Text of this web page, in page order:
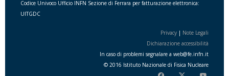
Codice Univoco Ufficio INFN Sezione di Ferrara per fatturazione elettronica:
UITGDC
Privacy | Note Legali
Dichiarazione accessibilità
In caso di problemi segnalare a web@fe.infn.it
© 2016 Istituto Nazionale di Fisica Nucleare